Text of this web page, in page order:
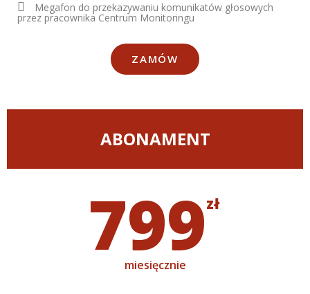
Megafon do przekazywaniu komunikatów głosowych
przez pracownika Centrum Monitoringu
ZAMÓW
ABONAMENT
799zł
miesięcznie